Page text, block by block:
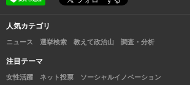
人気カテゴリ
ニュース 選挙検索 教えて政治山 調査・分析
注目テーマ
女性活躍 ネット投票 ソーシャルイノベーション